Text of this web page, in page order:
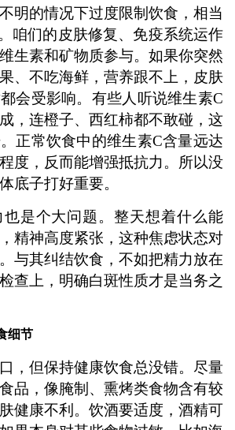
明的情况下过度限制饮食，相当
咱们的皮肤修复、免疫系统运作
生素和矿物质参与。如果你突然
、不吃海鲜，营养跟不上，皮肤
会受影响。有些人听说维生素C
，连橙子、西红柿都不敢碰，这
正常饮食中的维生素C含量远达
度，反而能增强抵抗力。所以没
底子打好重要。
也是个大问题。整天想着什么能
精神高度紧张，这种焦虑状态对
与其纠结饮食，不如把精力放在
查上，明确白斑性质才是当务之
细节
，但保持健康饮食总没错。尽量
品，像腌制、熏烤类食物含有较
健康不利。饮酒要适度，酒精可